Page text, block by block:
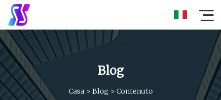
Blog
Casa > Blog > Contenuto